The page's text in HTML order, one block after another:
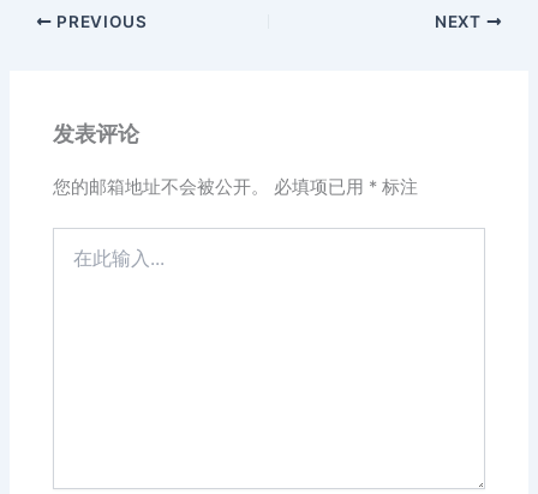
PREVIOUS NEXT
发表评论
您的邮箱地址不会被公开。 必填项已用 * 标注